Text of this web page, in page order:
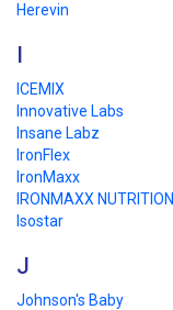
Herevin
I
ICEMIX
Innovative Labs
Insane Labz
IronFlex
IronMaxx
IRONMAXX NUTRITION
Isostar
J
Johnson's Baby